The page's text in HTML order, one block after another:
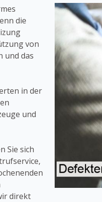
die
von
und das
in der
und
Sie sich
direkt